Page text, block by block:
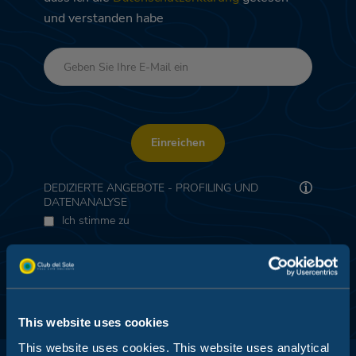
This website uses cookies
This website uses cookies. This website uses analytical
und verstanden habe
Einreichen
DEDIZIERTE ANGEBOTE - PROFILING UND
DATENANALYSE
Ich stimme zu